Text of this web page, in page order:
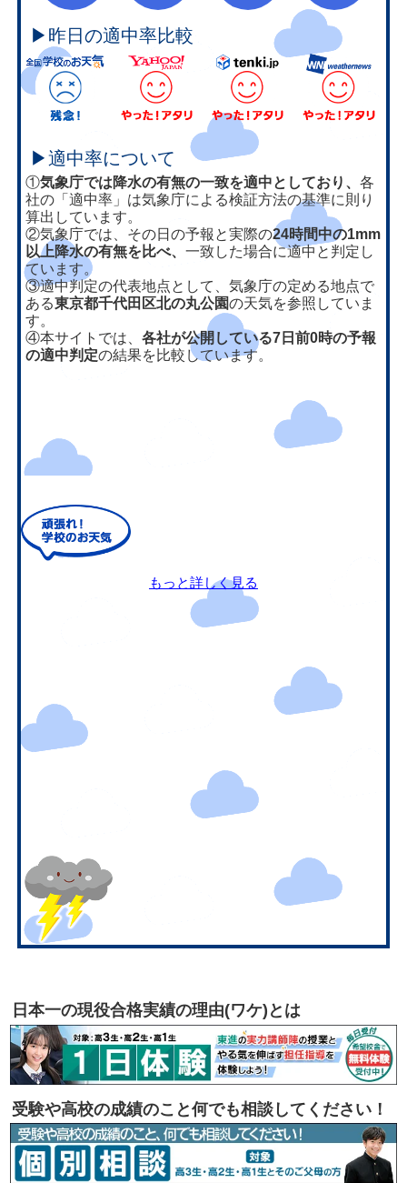
▶昨日の適中率比較
▶適中率について
①気象庁では降水の有無の一致を適中としており、各
社の「適中率」は気象庁による検証方法の基準に則り
算出しています。
②気象庁では、その日の予報と実際の24時間中の1mm
以上降水の有無を比べ、一致した場合に適中と判定し
ています。
③適中判定の代表地点として、気象庁の定める地点で
ある東京都千代田区北の丸公園の天気を参照していま
す。
④本サイトでは、各社が公開している7日前0時の予報
の適中判定の結果を比較しています。
もっと詳しく見る
日本一の現役合格実績の理由(ワケ)とは
受験や高校の成績のこと何でも相談してください！